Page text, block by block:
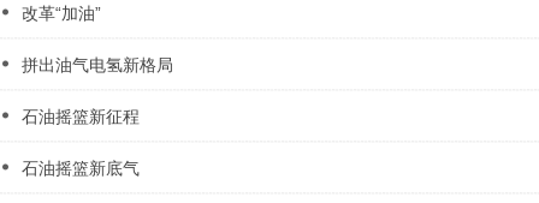
改革“加油”
拼出油气电氢新格局
石油摇篮新征程
石油摇篮新底气